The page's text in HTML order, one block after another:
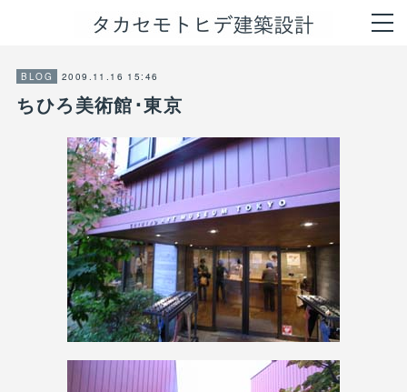
BLOG 2009.11.16 15:46
ちひろ美術館･東京